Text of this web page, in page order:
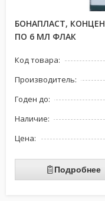
БОНАПЛАСТ,
ПО 6 МЛ ФЛАК
Код товара:
Производитель:
Годен до:
Наличие:
Цена:
Подробнее